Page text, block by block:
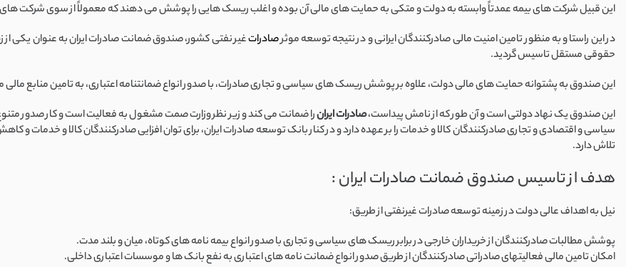
این قبیل شرکت های بیمه عمدتاً وابسته به دولت و متکی به حمایت های مالی آن بوده و اغلب ریسک هایی را پوشش می دهند که معمولاً از سوی شرکت
در این راستا و به منظور تامین امنیت مالی صادرکنندگان ایرانی و در نتیجه توسعه موثرصادراتغیر نفتی کشور، صندوق ضمانت صادرات ایران به عنوان یکی
حقوقی مستقل تاسیس گردید.
این صندوق به پشتوانه حمایت های مالی دولت، علاوه بر پوشش ریسک های سیاسی و تجاری صادرات، با صدور انواع ضمانتنامه اعتباری، به تامین منابع مالی
این صندوق یک نهاد دولتی است و آن طور که از نامش پیداست،صادرات ایرانرا ضمانت می کند و زیر نظر وزارت صمت مشغول به فعالیت است و کار صدور
سیاسی و اقتصادی و تجاری صادرکنندگان کالا و خدمات را بر عهده دارد و در کنار بانک توسعه صادرات ایران، برای توان افزایی صادرکنندگان کالا و
تلاش دارد.
هدف از تاسیس صندوق ضمانت صادرات ایران :
نیل به اهداف عالی دولت در زمینه توسعه صادرات غیرنفتی از طریق:
پوشش مطالبات صادرکنندگان از خریداران خارجی در برابر ریسک های سیاسی و تجاری با صدور انواع بیمه نامه های کوتاه، میان و بلند مدت.
امکان تامین مالی فعالیتهای صادراتی صادرکنندگان از طریق صدور انواع ضمانت نامه های اعتباری به نفع بانک ها و موسسات اعتباری داخلی.